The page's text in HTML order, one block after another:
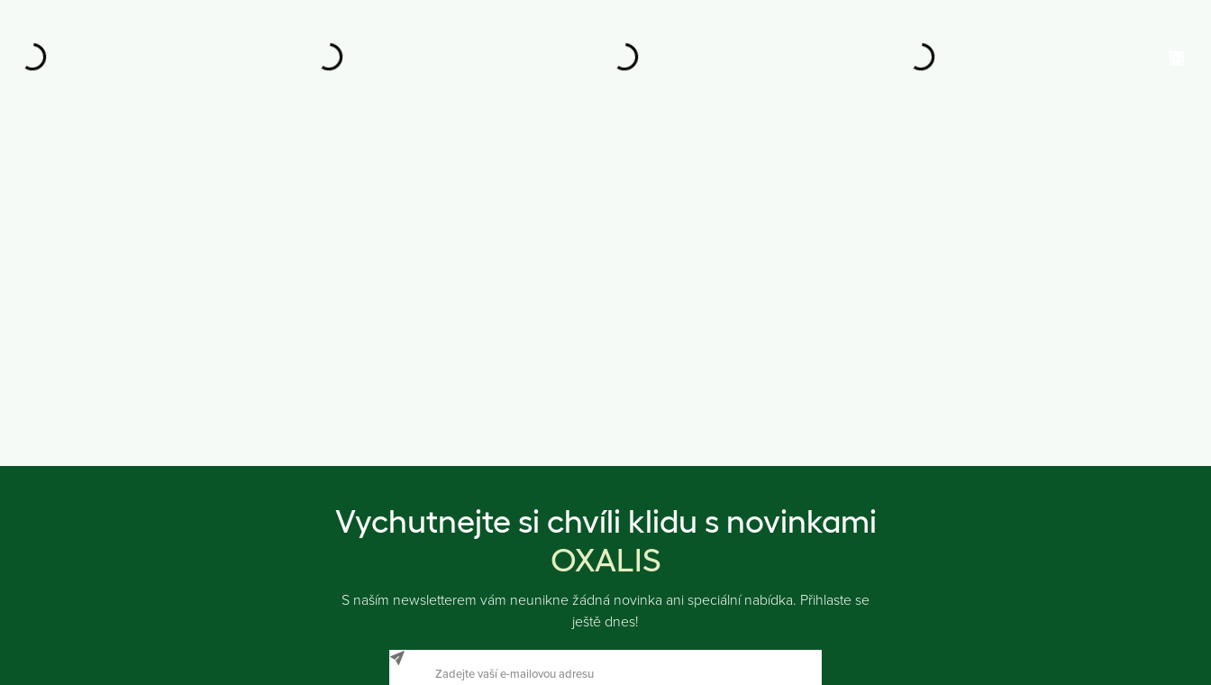
Vychutnejte si chvíli klidu s novinkami
OXALIS
S naším newsletterem vám neunikne žádná novinka ani speciální nabídka. Přihlaste se
ještě dnes!